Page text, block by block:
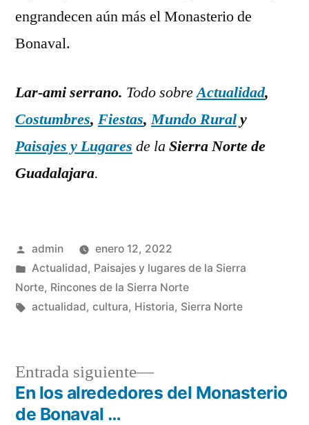
engrandecen aún más el Monasterio de
Bonaval.
Lar-ami serrano. Todo sobreActualidad,
Costumbres, Fiestas,Mundo Ruraly
Paisajes y Lugares de la Sierra Norte de
Guadalajara.
Publicado
por
admin
enero 12, 2022
Publicado
en
Actualidad, Paisajes y lugares de la Sierra
Norte, Rincones de la Sierra Norte
Etiquetas:
actualidad, cultura, Historia, Sierra Norte
Navegación
Entrada siguiente
Entrada
siguiente:
En los alrededores del Monasterio
de Bonaval …